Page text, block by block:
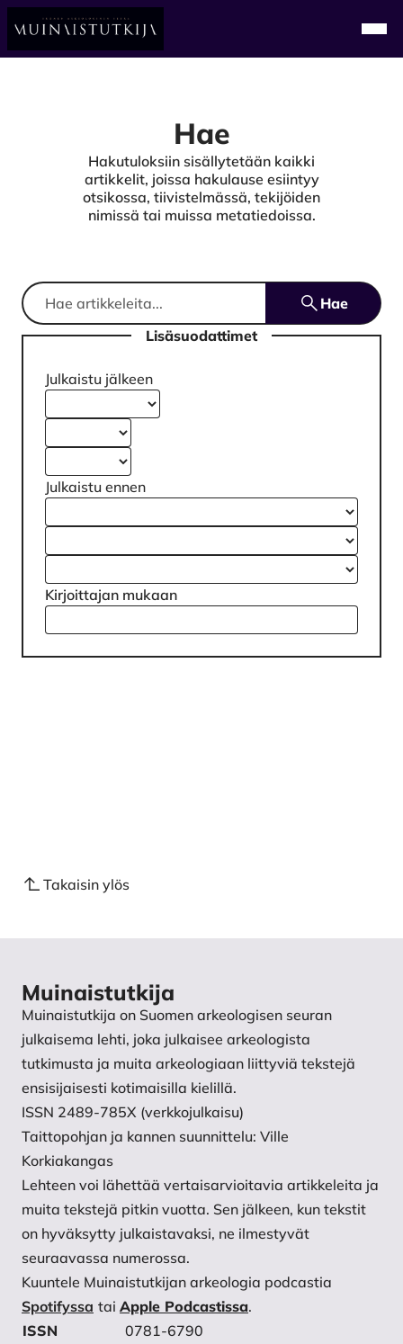
Alkuun
Hae
Hakutuloksiin sisällytetään kaikki
artikkelit, joissa hakulause esiintyy
otsikossa, tiivistelmässä, tekijöiden
nimissä tai muissa metatiedoissa.
Hae
Lisäsuodattimet
Julkaistu jälkeen
Julkaistu ennen
Kirjoittajan mukaan
Takaisin ylös
Muinaistutkija
Muinaistutkija on Suomen arkeologisen seuran
julkaisema lehti, joka julkaisee arkeologista
tutkimusta ja muita arkeologiaan liittyviä tekstejä
ensisijaisesti kotimaisilla kielillä.
ISSN 2489-785X (verkkojulkaisu)
Taittopohjan ja kannen suunnittelu: Ville
Korkiakangas
Lehteen voi lähettää vertaisarvioitavia artikkeleita ja
muita tekstejä pitkin vuotta. Sen jälkeen, kun tekstit
on hyväksytty julkaistavaksi, ne ilmestyvät
seuraavassa numerossa.
Kuuntele Muinaistutkijan arkeologia podcastia
Spotifyssa tai Apple Podcastissa.
ISSN
0781-6790